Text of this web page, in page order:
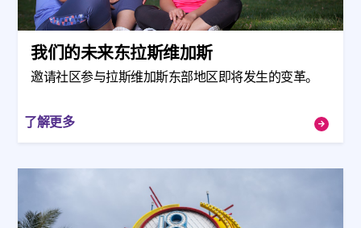
我们的未来东拉斯维加斯
邀请社区参与拉斯维加斯东部地区即将发生的变革。
了解更多